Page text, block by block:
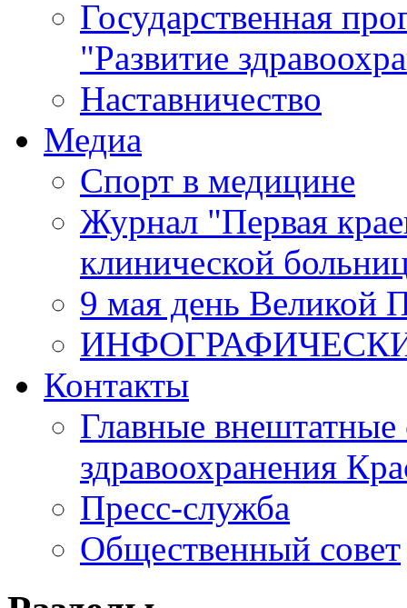
Государственная
"Развитие
Наставничество
Медиа
Спорт в медицине
Журнал "Первая
клинической
9 мая день Великой
Контакты
Главные внештатные
здравоохранения
Пресс-служба
Общественный совет